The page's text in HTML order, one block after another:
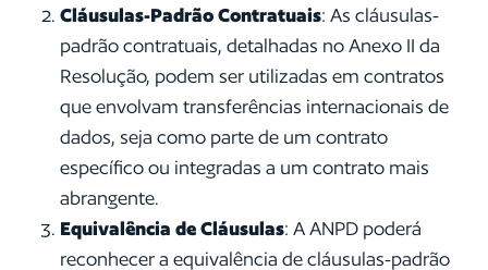
Cláusulas-Padrão Contratuais: As cláusulas-
padrão contratuais, detalhadas no Anexo II da
Resolução, podem ser utilizadas em contratos
que envolvam transferências internacionais de
dados, seja como parte de um contrato
específico ou integradas a um contrato mais
abrangente.
Equivalência de Cláusulas: A ANPD poderá
reconhecer a equivalência de cláusulas-padrão